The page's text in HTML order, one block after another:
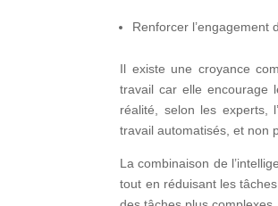
Renforcer l’engagement
Il existe une croyance
travail car elle encourage
réalité, selon les experts,
travail automatisés, et non
La combinaison de
tout en réduisant les